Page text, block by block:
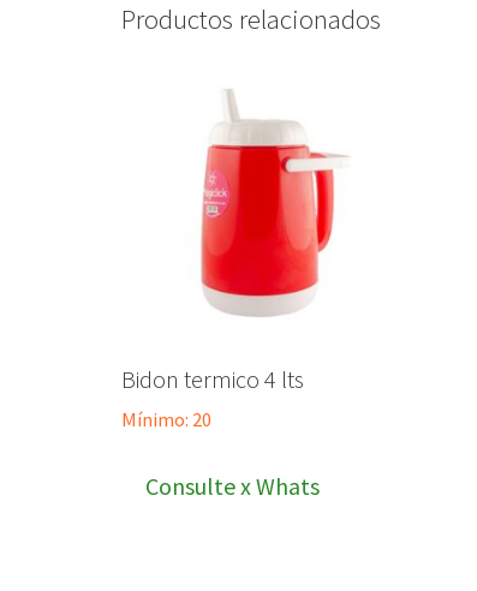
Productos relacionados
Bidon termico 4 lts
Mínimo: 20
Consulte x Whats